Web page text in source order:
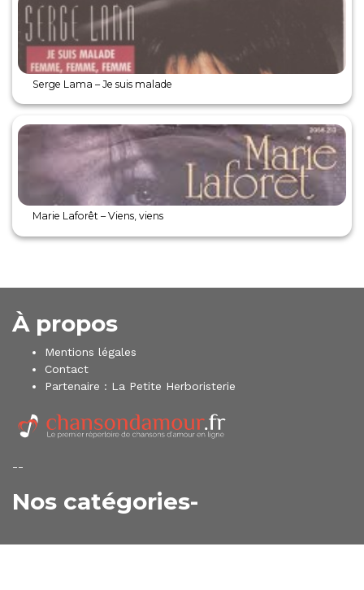
Serge Lama – Je suis malade
Marie Laforêt – Viens, viens
À propos
Mentions légales
Contact
Partenaire : La Petite Herboristerie
--
Nos catégories-